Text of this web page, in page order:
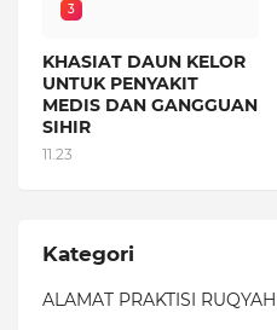
3
KHASIAT DAUN KELOR
UNTUK PENYAKIT
MEDIS DAN GANGGUAN
SIHIR
11.23
Kategori
ALAMAT PRAKTISI RUQYAH